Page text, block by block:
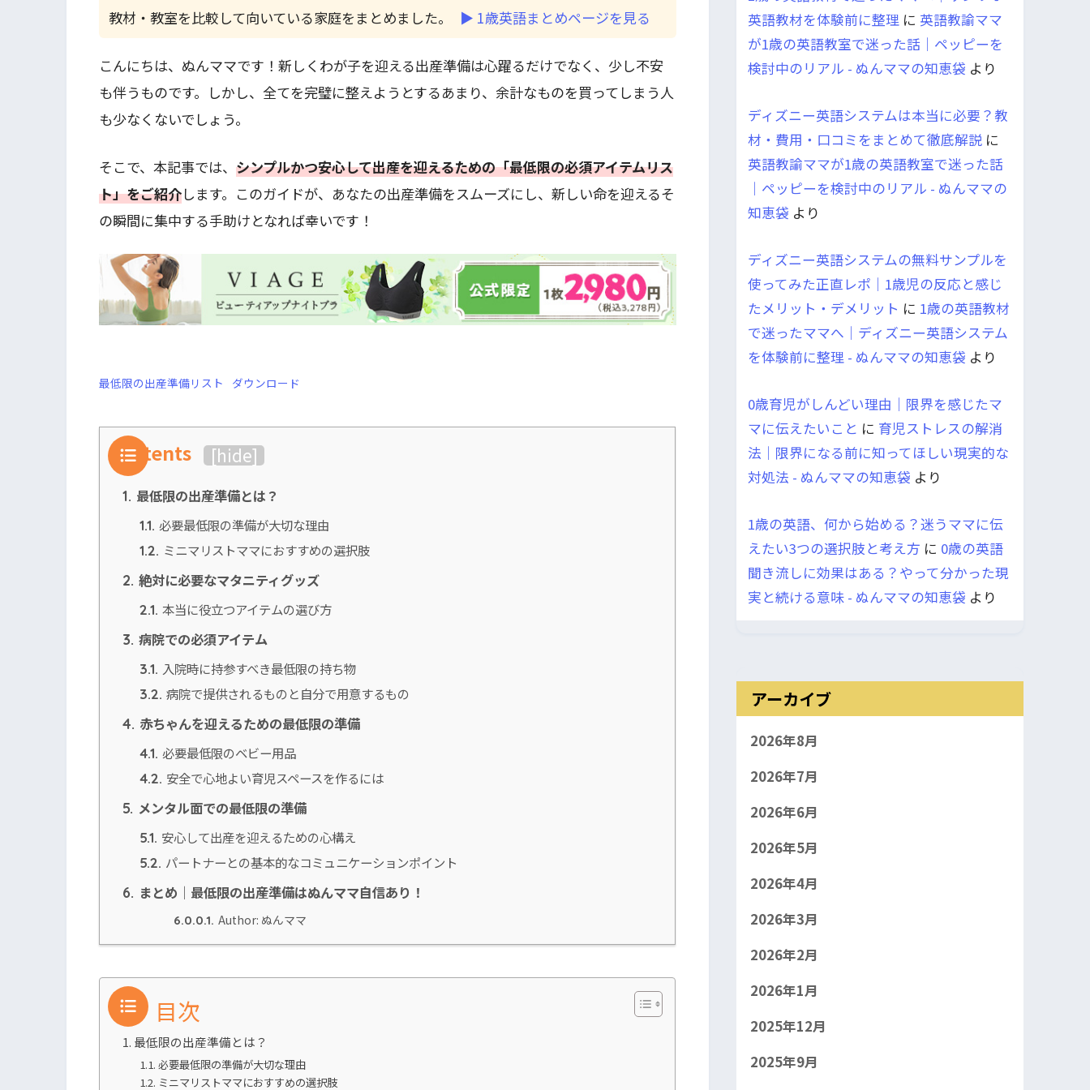
教材・教室を比較して向いている家庭をまとめました。 ▶︎ 1歳英語まとめページを見る
こんにちは、ぬんママです！新しくわが子を迎える出産準備は心躍るだけでなく、少し不安
も伴うものです。しかし、全てを完璧に整えようとするあまり、余計なものを買ってしまう人
も少なくないでしょう。
そこで、本記事では、 シンプルかつ安心して出産を迎えるための「最低限の必須アイテムリス
ト」をご紹介します。このガイドが、あなたの出産準備をスムーズにし、新しい命を迎えるそ
の瞬間に集中する手助けとなれば幸いです！
最低限の出産準備リスト ダウンロード
Contents [hide]
1. 最低限の出産準備とは？
1.1. 必要最低限の準備が大切な理由
1.2. ミニマリストママにおすすめの選択肢
2. 絶対に必要なマタニティグッズ
2.1. 本当に役立つアイテムの選び方
3. 病院での必須アイテム
3.1. 入院時に持参すべき最低限の持ち物
3.2. 病院で提供されるものと自分で用意するもの
4. 赤ちゃんを迎えるための最低限の準備
4.1. 必要最低限のベビー用品
4.2. 安全で心地よい育児スペースを作るには
5. メンタル面での最低限の準備
5.1. 安心して出産を迎えるための心構え
5.2. パートナーとの基本的なコミュニケーションポイント
6. まとめ｜最低限の出産準備はぬんママ自信あり！
6.0.0.1. Author: ぬんママ
目次
最低限の出産準備とは？
必要最低限の準備が大切な理由
ミニマリストママにおすすめの選択肢
英語教材を体験前に整理 に 英語教諭ママ
が1歳の英語教室で迷った話｜ペッピーを
検討中のリアル - ぬんママの知恵袋 より
ディズニー英語システムは本当に必要？教
材・費用・口コミをまとめて徹底解説 に
英語教諭ママが1歳の英語教室で迷った話
｜ペッピーを検討中のリアル - ぬんママの
知恵袋 より
ディズニー英語システムの無料サンプルを
使ってみた正直レポ｜1歳児の反応と感じ
たメリット・デメリット に 1歳の英語教材
で迷ったママへ｜ディズニー英語システム
を体験前に整理 - ぬんママの知恵袋 より
0歳育児がしんどい理由｜限界を感じたマ
マに伝えたいこと に 育児ストレスの解消
法｜限界になる前に知ってほしい現実的な
対処法 - ぬんママの知恵袋 より
1歳の英語、何から始める？迷うママに伝
えたい3つの選択肢と考え方 に 0歳の英語
聞き流しに効果はある？やって分かった現
実と続ける意味 - ぬんママの知恵袋 より
アーカイブ
2026年8月
2026年7月
2026年6月
2026年5月
2026年4月
2026年3月
2026年2月
2026年1月
2025年12月
2025年9月